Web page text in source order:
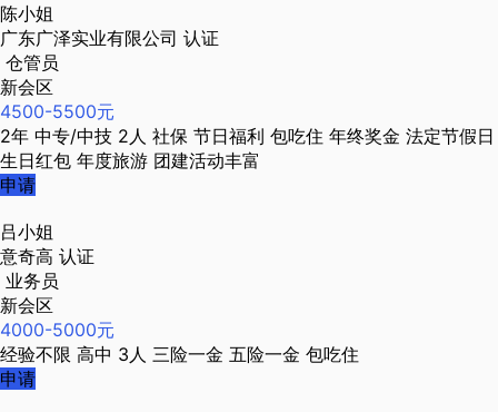
陈小姐
广东广泽实业有限公司 认证
仓管员
新会区
4500-5500元
2年 中专/中技 2人 社保 节日福利 包吃住 年终奖金 法定节假日
生日红包 年度旅游 团建活动丰富
申请
吕小姐
意奇高 认证
业务员
新会区
4000-5000元
经验不限 高中 3人 三险一金 五险一金 包吃住
申请